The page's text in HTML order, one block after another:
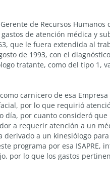
de Recursos Humanos
de atención médica y
que le fuera extendida al
de 1993, con el
tratante, como del tipo 1,
carnicero de esa
por lo que requirió
día, por cuanto consideró
a requerir atención a un
a un kinesiólogo
programa por esa ISAPRE,
por lo que los gastos